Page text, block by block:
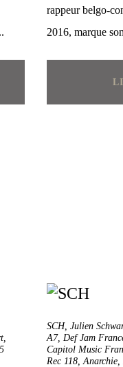
rappeur belgo-
2016, marque
,
SCH, Julien
A7, Def Jam
Capitol Music
Rec 118,Anarchie,